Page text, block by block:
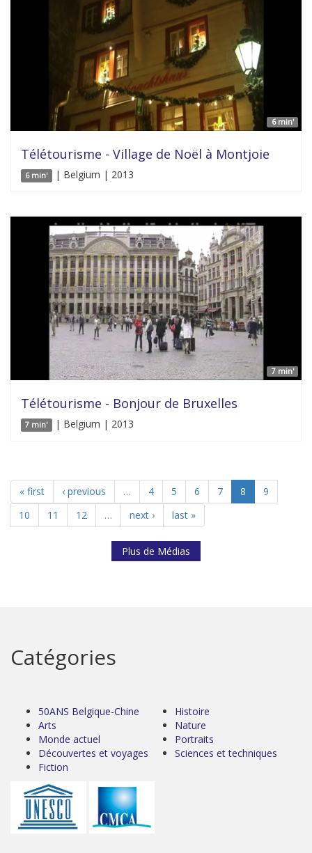
6 min'
Télétourisme - Village de Noël à Montjoie
6 min' | Belgium | 2013
7 min'
Télétourisme - Bonjour de Bruxelles
7 min' | Belgium | 2013
« first ‹ previous … 4 5 6 7 8
9
10
11 12 … next › last »
Plus de Médias
Catégories
50ANS Belgique-Chine
Arts
Monde actuel
Découvertes et voyages
Fiction
Histoire
Nature
Portraits
Sciences et techniques